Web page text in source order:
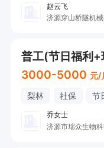
赵云飞
济源穿山桥隧机
普工(节日福利+
3000-5000 元/
梨林 社保 节
乔女士
济源市瑞众生物